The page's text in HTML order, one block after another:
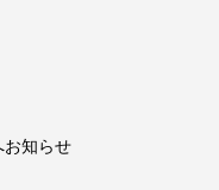
お知らせ